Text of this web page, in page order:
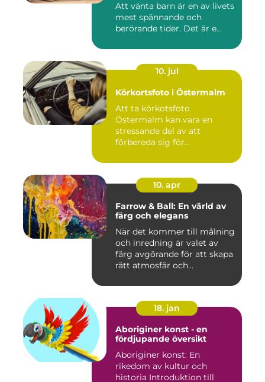
Att vänta barn är en av livets
mest spännande och
berörande tider. Det är e...
10. jul
Körkortsfoto i Östermalm
Att ta körkotsfoto
Östermalm kan vara en
stressande del av att
förbereda sig för...
10. apr
Farrow & Ball: En värld av
färg och elegans
När det kommer till målning
och inredning är valet av
färg avgörande för att skapa
rätt atmosfär och...
18. jan
Aboriginer konst - en
fördjupande översikt
Aboriginer konst: En
rikedom av kultur och
historia Introduktion till